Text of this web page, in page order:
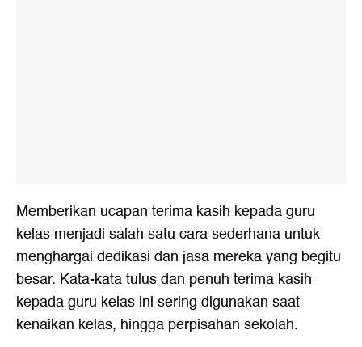
Memberikan ucapan terima kasih kepada guru
kelas menjadi salah satu cara sederhana untuk
menghargai dedikasi dan jasa mereka yang begitu
besar. Kata-kata tulus dan penuh terima kasih
kepada guru kelas ini sering digunakan saat
kenaikan kelas, hingga perpisahan sekolah.